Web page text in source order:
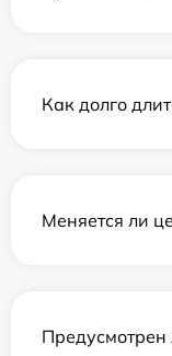
Как долго
Меняется ли
Предусмотрен